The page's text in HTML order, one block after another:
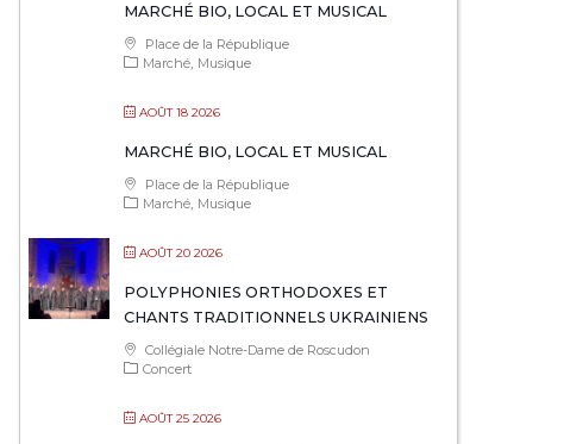
MARCHÉ BIO, LOCAL ET MUSICAL
Place de la République
Marché Musique
AOÛT 18 2026
MARCHÉ BIO, LOCAL ET MUSICAL
Place de la République
Marché Musique
AOÛT 20 2026
POLYPHONIES ORTHODOXES ET
CHANTS TRADITIONNELS UKRAINIENS
Collégiale Notre-Dame de Roscudon
Concert
AOÛT 25 2026